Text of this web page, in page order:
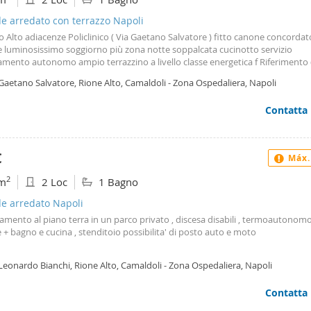
Inoltre, la due-a ha instaurato un rapporto di Partnership con Verisure, i
d'allarme per casa e business. Tutte le nostre sedi sono Verisure
affidarsi alla due-a è e sarà sempre una sicurezza!
arredato con terrazzo Napoli
Alto adiacenze Policlinico ( Via Gaetano Salvatore ) fitto canone
luminosissimo soggiorno più zona notte soppalcata cucinotto servizio
autonomo ampio terrazzino a livello classe energetica f Riferimento
Salvatore, Rione Alto, Camaldoli - Zona Ospedaliera, Napoli
Contatta
2 2 Loc 1 Bagno
arredato Napoli
al piano terra in un parco privato , discesa disabili ,
+ bagno e cucina , stenditoio possibilita' di posto auto e moto
Bianchi, Rione Alto, Camaldoli - Zona Ospedaliera, Napoli
Contatta